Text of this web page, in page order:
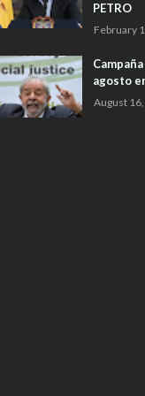
PETRO
February
agosto
August